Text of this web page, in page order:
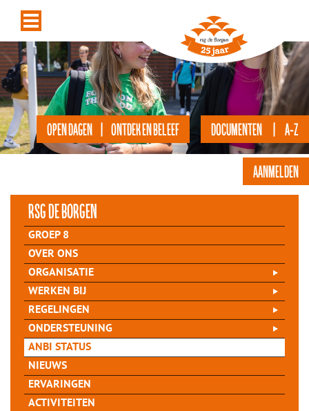
DOCUMENTEN | A-Z
OPEN DAGEN | ONTDEK EN BELEEF
AANMELDEN
rsg de Borgen
GROEP 8
OVER ONS
ORGANISATIE
WERKEN BIJ
REGELINGEN
ONDERSTEUNING
ANBI STATUS
NIEUWS
ERVARINGEN
ACTIVITEITEN